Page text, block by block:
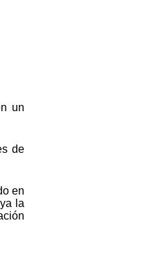
un
de
en
la